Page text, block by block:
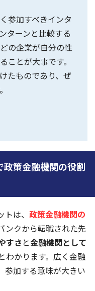
参加すべきインタ
ターンと比較する
の企業が自分の性
ことが大事です。
たものであり、ぜ
政策金融機関の役割
は、 政策金融機関の
ンクから転職された先
すさと金融機関として
わかります。広く金融
参加する意味が大きい